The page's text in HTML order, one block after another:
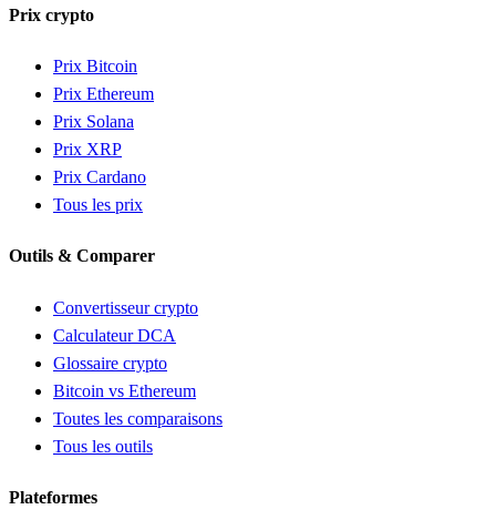
Prix crypto
Prix Bitcoin
Prix Ethereum
Prix Solana
Prix XRP
Prix Cardano
Tous les prix
Outils & Comparer
Convertisseur crypto
Calculateur DCA
Glossaire crypto
Bitcoin vs Ethereum
Toutes les comparaisons
Tous les outils
Plateformes